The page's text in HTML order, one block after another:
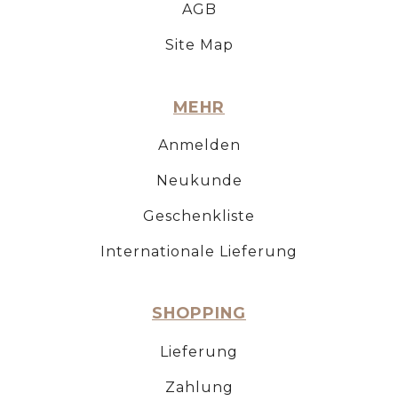
AGB
Site Map
MEHR
Anmelden
Neukunde
Geschenkliste
Internationale Lieferung
SHOPPING
Lieferung
Zahlung